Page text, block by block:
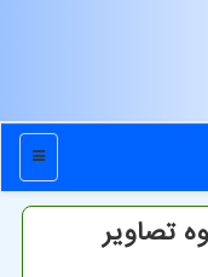
منو
تصاویر